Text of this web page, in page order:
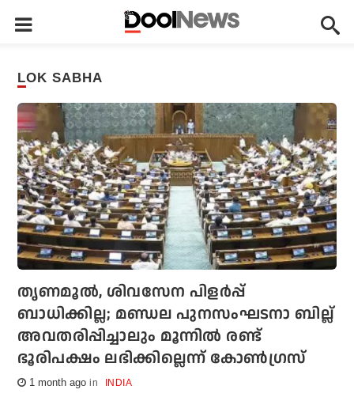
LOK SABHA
തൃണമൂല്‍, ശിവസേന പിളര്‍പ്പ്
ബാധിക്കില്ല; മണ്ഡല പുനസംഘടനാ ബില്ല്
അവതരിപ്പിച്ചാലും മൂന്നില്‍ രണ്ട്
ഭൂരിപക്ഷം ലഭിക്കില്ലെന്ന് കോണ്‍ഗ്രസ്
1 month ago INDIA